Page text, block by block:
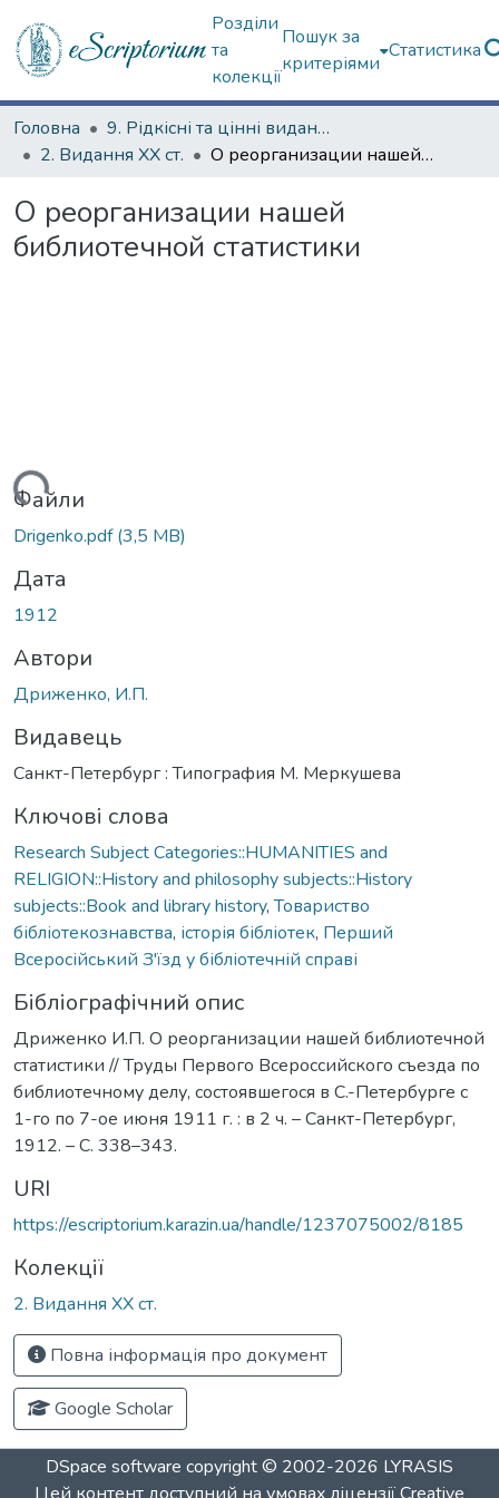
Розділи
та
колекції
Пошук за
критеріями
Статистика
Головна
9. Рідкісні та цінні видання
2. Видання ХХ ст.
О реорганизации нашей библиотечной статистики
О реорганизации нашей
библиотечной статистики
Файли
Drigenko.pdf(3,5 MB)
Дата
1912
Автори
Дриженко, И.П.
Видавець
Санкт-Петербург : Типография М. Меркушева
Ключові слова
Research Subject Categories::HUMANITIES and
RELIGION::History and philosophy subjects::History
subjects::Book and library history,Товариство
бібліотекознавства, історія бібліотек, Перший
Всеросійський З'їзд у бібліотечній справі
Бібліографічний опис
Дриженко И.П. О реорганизации нашей библиотечной
статистики // Труды Первого Всероссийского съезда по
библиотечному делу, состоявшегося в С.-Петербурге с
1-го по 7-ое июня 1911 г. : в 2 ч. – Санкт-Петербург,
1912. – С. 338–343.
URI
https://escriptorium.karazin.ua/handle/1237075002/8185
Колекції
2. Видання ХХ ст.
Повна інформація про документ
Google Scholar
DSpace software copyright © 2002-2026 LYRASIS